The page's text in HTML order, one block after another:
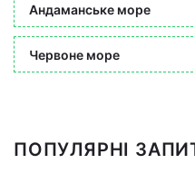
Андаманське море
Червоне море
ПОПУЛЯРНІ